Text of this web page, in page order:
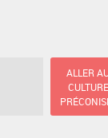
ALLER